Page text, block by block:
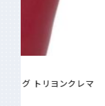
5AC イースト